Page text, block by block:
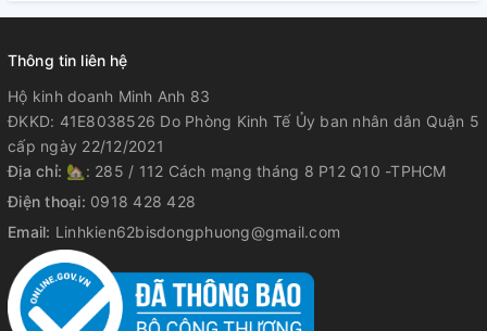
Thông tin liên hệ
Hộ kinh doanh Minh Anh 83
ĐKKD: 41E8038526 Do Phòng Kinh Tế Ủy ban nhân dân Quận 5
cấp ngày 22/12/2021
Địa chỉ: 🏡: 285 / 112 Cách mạng tháng 8 P12 Q10 -TPHCM
Điện thoại: 0918 428 428
Email: Linhkien62bisdongphuong@gmail.com